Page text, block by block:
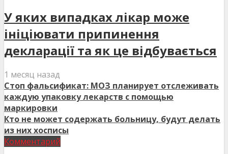
У яких випадках лікар може
ініціювати припинення
декларації та як це відбувається
1 месяц назад
Стоп фальсификат: МОЗ планирует отслеживать
каждую упаковку лекарств с помощью
маркировки
Кто не может содержать больницу, будут делать
из них хосписы
Комментарий